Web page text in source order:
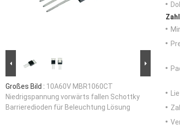
Großes Bild : 10A60V MBR1060CT
Niedrigspannung vorwärts fallen Schottky
Barrieredioden für Beleuchtung Lösung